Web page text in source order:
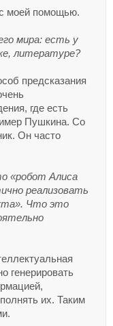
моей помощью.
мира: есть у
литературе?
предсказания
где есть
Пушкина. Со
Он часто
«робот Алиса
реализовать
Что это
генерировать
их. Таким